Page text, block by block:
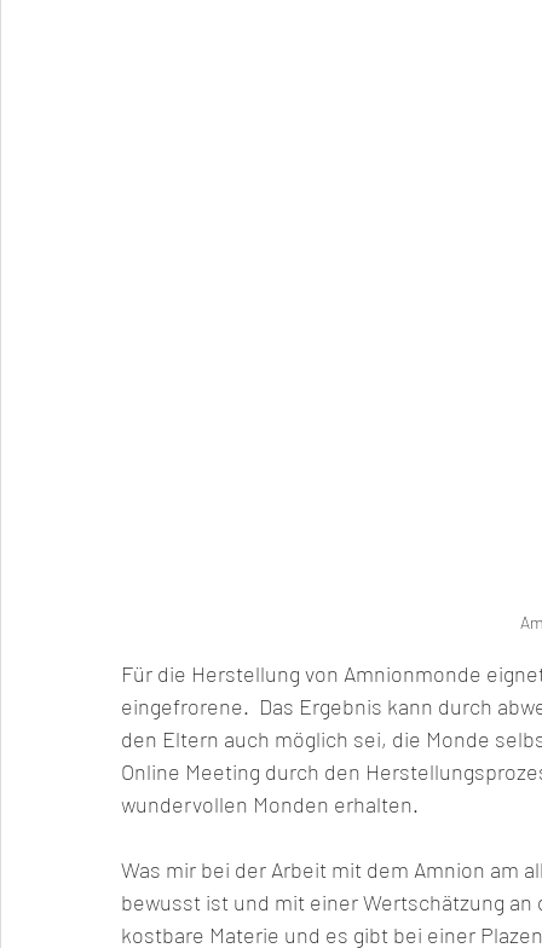
Für die Herstellung von Amnionmonde
eingefrorene.  Das Ergebnis kann durch
den Eltern auch möglich sei, die Monde
Online Meeting durch den
wundervollen Monden erhalten.
Was mir bei der Arbeit mit dem Amnion am
bewusst ist und mit einer Wertschätzung
kostbare Materie und es gibt bei einer